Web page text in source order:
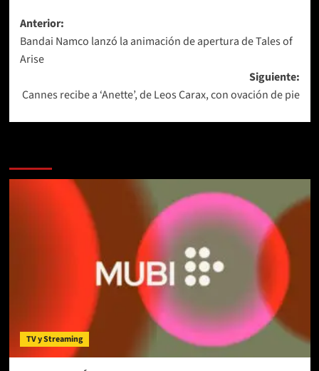
Navegación
de
entradas
Anterior:
Bandai Namco lanzó la animación de apertura de Tales of
Arise
Siguiente:
Cannes recibe a ‘Anette’, de Leos Carax, con ovación de pie
TV y Streaming